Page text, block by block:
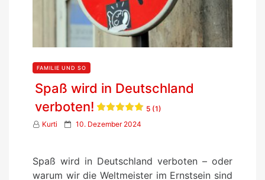
FAMILIE UND SO
Spaß wird in Deutschland
verboten!
5 (1)
Kurti
P
t
10. Dezember 2024
Spaß wird in Deutschland verboten – oder
warum wir die Weltmeister im Ernstsein sind